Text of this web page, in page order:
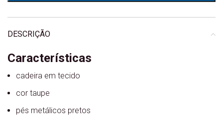
DESCRIÇÃO
Características
cadeira em tecido
cor taupe
pés metálicos pretos